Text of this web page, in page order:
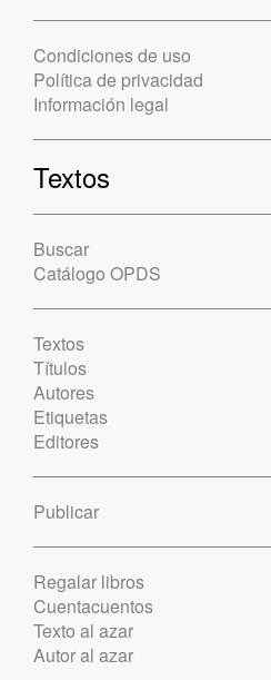
Condiciones de uso
Política de privacidad
Información legal
Textos
Buscar
Catálogo OPDS
Textos
Títulos
Autores
Etiquetas
Editores
Publicar
Regalar libros
Cuentacuentos
Texto al azar
Autor al azar